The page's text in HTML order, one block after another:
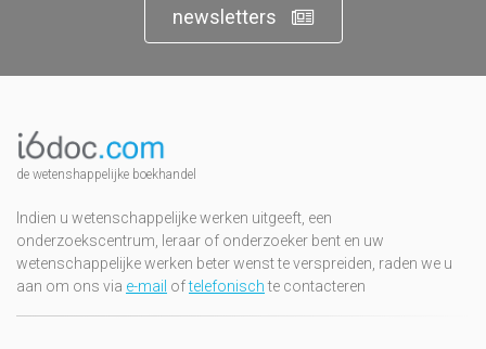
newsletters
de wetenshappelijke boekhandel
Indien u wetenschappelijke werken uitgeeft, een
onderzoekscentrum, leraar of onderzoeker bent en uw
wetenschappelijke werken beter wenst te verspreiden, raden we u
aan om ons via e-mail oftelefonischte contacteren